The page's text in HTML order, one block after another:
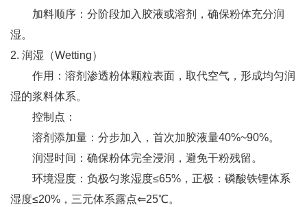
加料顺序：分阶段加入胶液或溶剂，确保粉体充分润
湿。
2. 润湿（Wetting）
作用：溶剂渗透粉体颗粒表面，取代空气，形成均匀润
湿的浆料体系。
控制点：
溶剂添加量：分步加入，首次加胶液量40%~90%。
润湿时间：确保粉体完全浸润，避免干粉残留。
环境湿度：负极匀浆湿度≤65%，正极：磷酸铁锂体系
湿度≤20%，三元体系露点⇐25℃。